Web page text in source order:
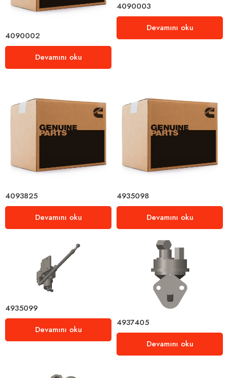
4090002
Devamını oku
4090003
Devamını oku
4093825
Devamını oku
4935098
Devamını oku
4935099
Devamını oku
4937405
Devamını oku